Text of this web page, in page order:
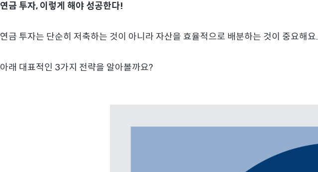
연금 투자, 이렇게 해야 성공한다!
연금 투자는 단순히 저축하는 것이 아니라 자산을 효율적으로 배분하는 것이 중요해요.
아래 대표적인 3가지 전략을 알아볼까요?